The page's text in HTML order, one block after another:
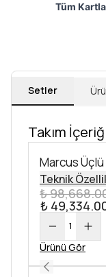
Tüm
Setler
Takım
Marcus
Teknik
₺
₺
1
Ürünü Gör